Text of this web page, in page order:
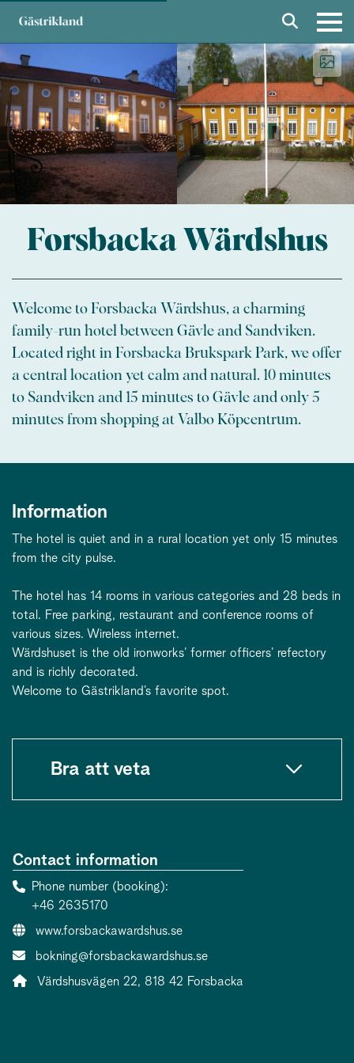
Forsbacka Wärdshus
Welcome to Forsbacka Wärdshus, a charming
family-run hotel between Gävle and Sandviken.
Located right in Forsbacka Brukspark Park, we offer
a central location yet calm and natural. 10 minutes
to Sandviken and 15 minutes to Gävle and only 5
minutes from shopping at Valbo Köpcentrum.
Information
The hotel is quiet and in a rural location yet only 15 minutes
from the city pulse.
The hotel has 14 rooms in various categories and 28 beds in
total. Free parking, restaurant and conference rooms of
various sizes. Wireless internet.
Wärdshuset is the old ironworks’ former officers’ refectory
and is richly decorated.
Welcome to Gästrikland’s favorite spot.
Bra att veta
Contact information
Phone number (booking)
+46 2635170
Website:
www.forsbackawardshus.se
Contact person email:
bokning@forsbackawardshus.se
Address:
Värdshusvägen 22, 818 42 Forsbacka